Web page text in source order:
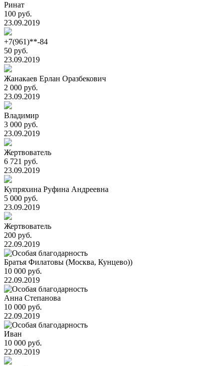
Ринат
100 руб.
23.09.2019
+7(961)**-84
50 руб.
23.09.2019
Жанакаев Ерлан Оразбекович
2 000 руб.
23.09.2019
Владимир
3 000 руб.
23.09.2019
Жертвователь
6 721 руб.
23.09.2019
Купряхина Руфина Андреевна
5 000 руб.
23.09.2019
Жертвователь
200 руб.
22.09.2019
Братья Филатовы (Москва, Кунцево))
10 000 руб.
22.09.2019
Анна Степанова
10 000 руб.
22.09.2019
Иван
10 000 руб.
22.09.2019